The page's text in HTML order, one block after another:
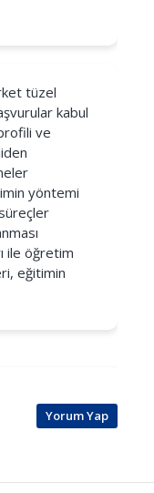
tüzel
kabul
ve
yöntemi
ile öğretim
eğitimin
Yorum Yap